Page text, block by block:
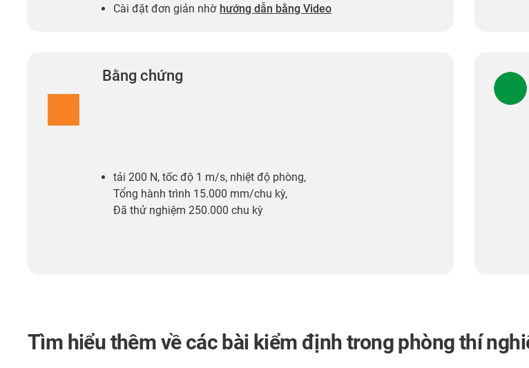
Cài đặt đơn giản nhờ hướng dẫn bằng Video
Bằng chứng
tải 200 N, tốc độ 1 m/s, nhiệt độ phòng,
Tổng hành trình 15.000 mm/chu kỳ,
Đã thử nghiệm 250.000 chu kỳ
Tìm hiểu thêm về các bài kiểm định trong phòng thí